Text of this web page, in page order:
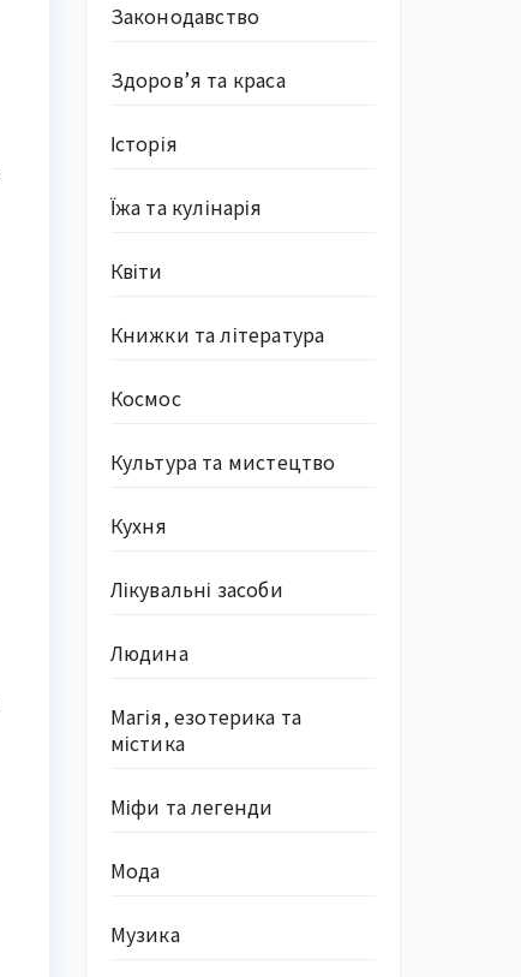
Законодавство
Здоров’я та краса
Історія
Їжа та кулінарія
Квіти
Книжки та література
Космос
Культура та мистецтво
Кухня
Лікувальні засоби
Людина
Магія, езотерика та
містика
Міфи та легенди
Мода
Музика